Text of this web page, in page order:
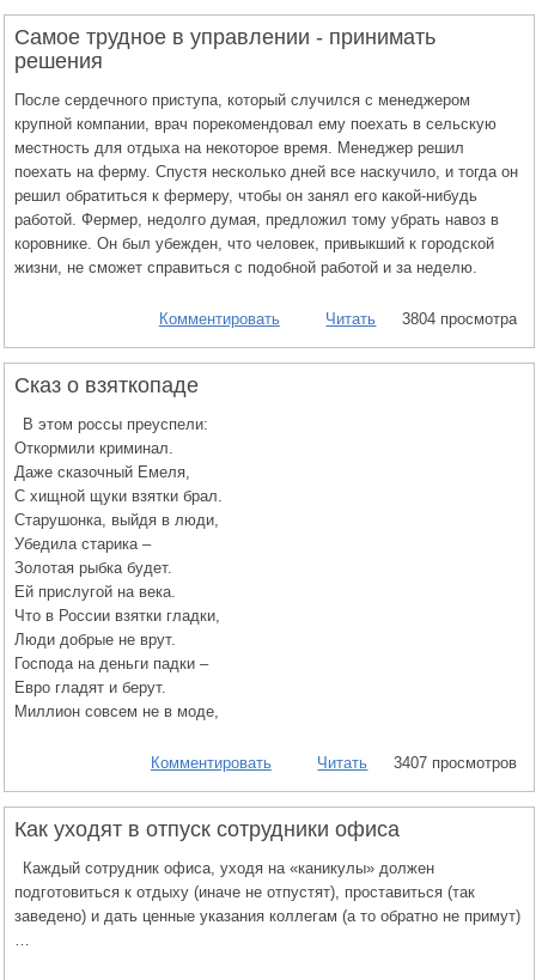
Самое трудное в управлении - принимать
решения
После сердечного приступа, который случился с менеджером
крупной компании, врач порекомендовал ему поехать в сельскую
местность для отдыха на некоторое время. Менеджер решил
поехать на ферму. Спустя несколько дней все наскучило, и тогда он
решил обратиться к фермеру, чтобы он занял его какой-нибудь
работой. Фермер, недолго думая, предложил тому убрать навоз в
коровнике. Он был убежден, что человек, привыкший к городской
жизни, не сможет справиться с подобной работой и за неделю.
Комментировать Читать 3804 просмотра
Сказ о взяткопаде
В этом россы преуспели:
Откормили криминал.
Даже сказочный Емеля,
С хищной щуки взятки брал.
Старушонка, выйдя в люди,
Убедила старика –
Золотая рыбка будет.
Ей прислугой на века.
Что в России взятки гладки,
Люди добрые не врут.
Господа на деньги падки –
Евро гладят и берут.
Миллион совсем не в моде,
Комментировать Читать 3407 просмотров
Как уходят в отпуск сотрудники офиса
Каждый сотрудник офиса, уходя на «каникулы» должен
подготовиться к отдыху (иначе не отпустят), проставиться (так
заведено) и дать ценные указания коллегам (а то обратно не примут)